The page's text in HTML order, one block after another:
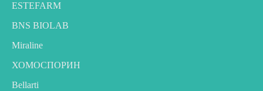
ESTEFARM
BNS BIOLAB
Miraline
ХОМОСПОРИН
Bellarti